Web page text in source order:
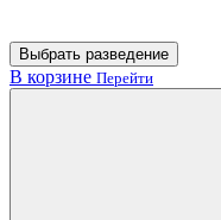
Выбрать разведение
В корзине Перейти